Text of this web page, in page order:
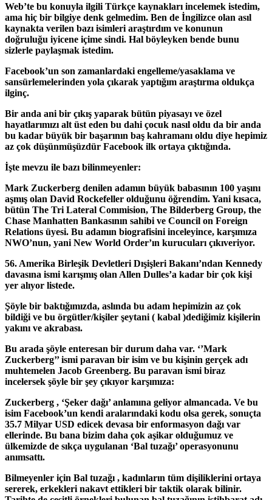
Web’te bu konuyla ilgili Türkçe kaynakları incelemek istedim,
ama hiç bir bilgiye denk gelmedim. Ben de İngilizce olan asıl
kaynakta verilen bazı isimleri araştırdım ve konunun
doğruluğu iyicene içime sindi. Hal böyleyken bende bunu
sizlerle paylaşmak istedim.
Facebook’un son zamanlardaki engelleme/yasaklama ve
sansürlemelerinden yola çıkarak yaptığım araştırma oldukça
ilginç.
Bir anda ani bir çıkış yaparak bütün piyasayı ve özel
hayatlarımızı alt üst eden bu dahi çocuk nasıl oldu da bir anda
bu kadar büyük bir başarının baş kahramanı oldu diye hepimiz
az çok düşünmüşüzdür Facebook ilk ortaya çıktığında.
İşte mevzu ile bazı bilinmeyenler:
Mark Zuckerberg denilen adamın büyük babasının 100 yaşını
aşmış olan David Rockefeller olduğunu öğrendim. Yani kısaca,
bütün The Tri Lateral Commision, The Bilderberg Group, the
Chase Manhatten Bankasının sahibi ve Council on Foreign
Relations üyesi. Bu adamın biografisini inceleyince, karşımıza
NWO’nun, yani New World Order’ın kurucuları çıkıveriyor.
56. Amerika Birleşik Devletleri Dışişleri Bakanı’ndan Kennedy
davasına ismi karışmış olan Allen Dulles’a kadar bir çok kişi
yer alıyor listede.
Şöyle bir baktığımızda, aslında bu adam hepimizin az çok
bildiği ve bu örgütler/kişiler şeytani ( kabal )dediğimiz kişilerin
yakını ve akrabası.
Bu arada şöyle enteresan bir durum daha var. ‘’Mark
Zuckerberg’’ ismi paravan bir isim ve bu kişinin gerçek adı
muhtemelen Jacob Greenberg. Bu paravan ismi biraz
incelersek şöyle bir şey çıkıyor karşımıza:
Zuckerberg , ‘Şeker dağı’ anlamına geliyor almancada. Ve bu
isim Facebook’un kendi aralarındaki kodu olsa gerek, sonuçta
35.7 Milyar USD edicek devasa bir enformasyon dağı var
ellerinde. Bu bana bizim daha çok aşikar olduğumuz ve
ülkemizde de sıkça uygulanan ‘Bal tuzağı’ operasyonunu
anımsattı.
Bilmeyenler için Bal tuzağı , kadınların tüm dişiliklerini ortaya
sererek, erkekleri nakavt ettikleri bir taktik olarak bilinir.